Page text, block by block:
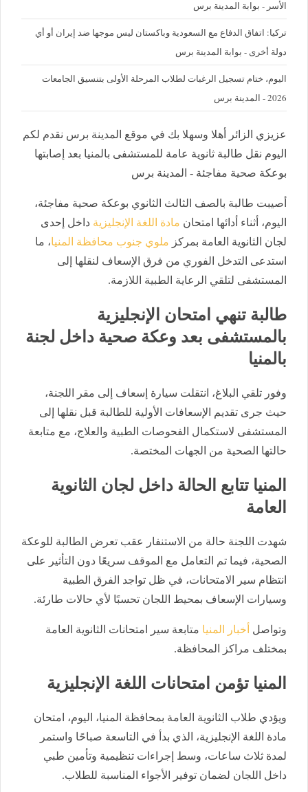
الأسر - بوابة المدينة برس
تركيا: اتفاق الدفاع مع السعودية وباكستان ليس موجها ضد إيران أو أي
دولة أخرى - بوابة المدينة برس
اليوم، ختام تسجيل الرغبات لطلاب المرحلة الأولى بتنسيق الجامعات
2026 - المدينة برس
عزيزي الزائر أهلا وسهلا بك في موقع المدينة برس نقدم لكم
اليوم نقل طالبة ثانوية عامة للمستشفى بالمنيا بعد إصابتها
بوعكة صحية مفاجئة - المدينة برس
أصيبت طالبة بالصف الثالث الثانوي بوعكة صحية مفاجئة،
اليوم، أثناء أدائها امتحان مادة اللغة الإنجليزية داخل إحدى
لجان الثانوية العامة بمركز ملوي جنوب محافظة المنيا، ما
استدعى التدخل الفوري من فرق الإسعاف لنقلها إلى
المستشفى لتلقي الرعاية الطبية اللازمة.
طالبة تنهي امتحان الإنجليزية
بالمستشفى بعد وعكة صحية داخل لجنة
بالمنيا
وفور تلقي البلاغ، انتقلت سيارة إسعاف إلى مقر اللجنة،
حيث جرى تقديم الإسعافات الأولية للطالبة قبل نقلها إلى
المستشفى لاستكمال الفحوصات الطبية والعلاج، مع متابعة
حالتها الصحية من الجهات المختصة.
المنيا تتابع الحالة داخل لجان الثانوية
العامة
شهدت اللجنة حالة من الاستنفار عقب تعرض الطالبة للوعكة
الصحية، فيما تم التعامل مع الموقف سريعًا دون التأثير على
انتظام سير الامتحانات، في ظل تواجد الفرق الطبية
وسيارات الإسعاف بمحيط اللجان تحسبًا لأي حالات طارئة.
وتواصل أخبار المنيا متابعة سير امتحانات الثانوية العامة
بمختلف مراكز المحافظة.
المنيا تؤمن امتحانات اللغة الإنجليزية
ويؤدي طلاب الثانوية العامة بمحافظة المنيا، اليوم، امتحان
مادة اللغة الإنجليزية، الذي بدأ في التاسعة صباحًا واستمر
لمدة ثلاث ساعات، وسط إجراءات تنظيمية وتأمين طبي
داخل اللجان لضمان توفير الأجواء المناسبة للطلاب.